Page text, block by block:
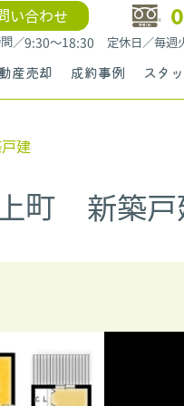
産売却 成約事例 スタ
い合わせ
間／9:30〜18:30 定休日／毎週
建
町 新築戸